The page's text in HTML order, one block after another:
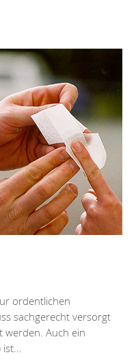
ordentlichen
sachgerecht versorgt
werden. Auch ein